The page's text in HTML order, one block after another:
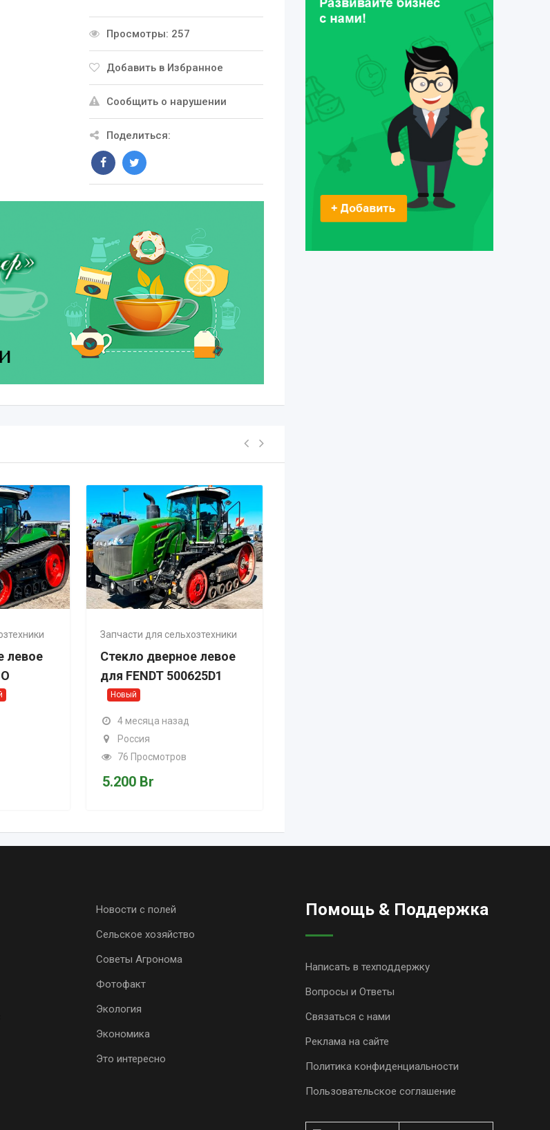
Просмотры: 257
Добавить в Избранное
Сообщить о нарушении
Поделиться:
Запчасти для сельхозтехники
Стекло дверное левое
для FENDT 500625D1
4 месяца назад
76 Просмотров
Br
Новости с полей
Сельское хозяйство
Советы Агронома
Фотофакт
Экология
Экономика
Это интересно
Помощь & Поддержка
Написать в техподдержку
Вопросы и Ответы
Связаться с нами
Реклама на сайте
Политика конфиденциальности
Пользовательское соглашение